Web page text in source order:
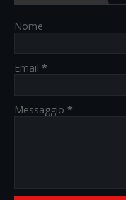
Nome
Email *
Messaggio *